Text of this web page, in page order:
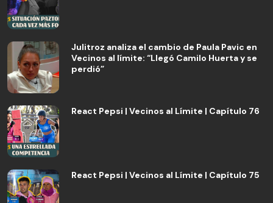
Julitroz analiza el cambio de Paula Pavic en
Vecinos al límite: “Llegó Camilo Huerta y se
perdió”
React Pepsi | Vecinos al Límite | Capítulo 76
React Pepsi | Vecinos al Límite | Capítulo 75